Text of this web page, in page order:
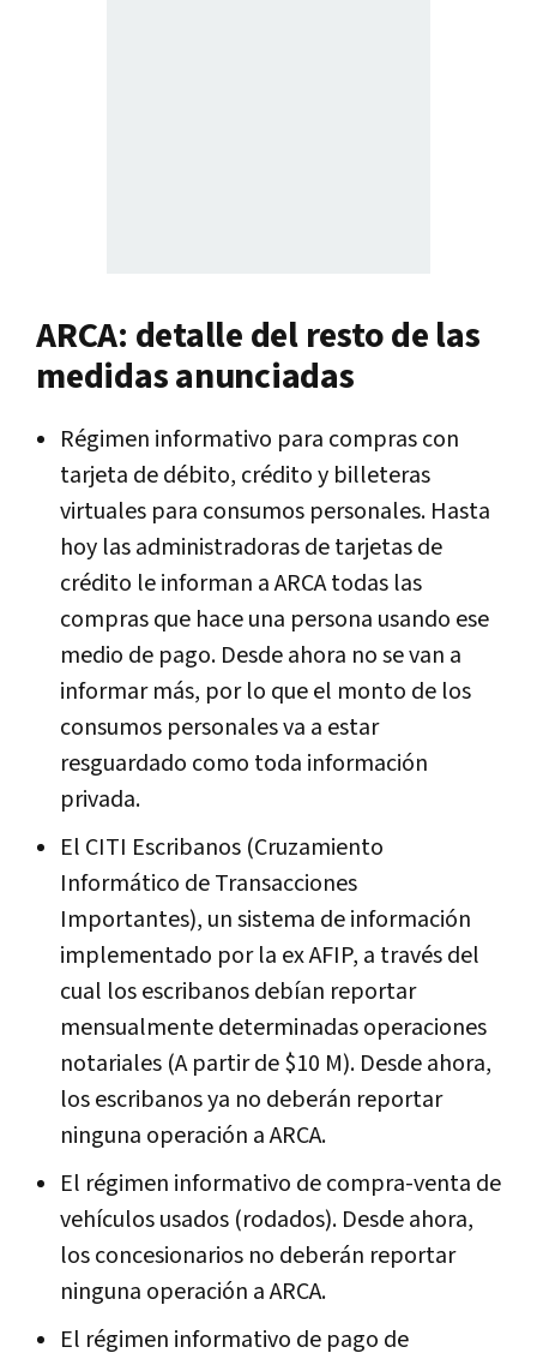
ARCA: detalle del resto de las
medidas anunciadas
Régimen informativo para compras con
tarjeta de débito, crédito y billeteras
virtuales para consumos personales. Hasta
hoy las administradoras de tarjetas de
crédito le informan a ARCA todas las
compras que hace una persona usando ese
medio de pago. Desde ahora no se van a
informar más, por lo que el monto de los
consumos personales va a estar
resguardado como toda información
privada.
El CITI Escribanos (Cruzamiento
Informático de Transacciones
Importantes), un sistema de información
implementado por la ex AFIP, a través del
cual los escribanos debían reportar
mensualmente determinadas operaciones
notariales (A partir de $10 M). Desde ahora,
los escribanos ya no deberán reportar
ninguna operación a ARCA.
El régimen informativo de compra-venta de
vehículos usados (rodados). Desde ahora,
los concesionarios no deberán reportar
ninguna operación a ARCA.
El régimen informativo de pago de